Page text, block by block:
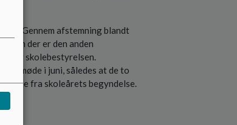
Gennem afstemning blandt
der er den anden
for skolebestyrelsen.
møde i juni, således at de to
fra skoleårets begyndelse.